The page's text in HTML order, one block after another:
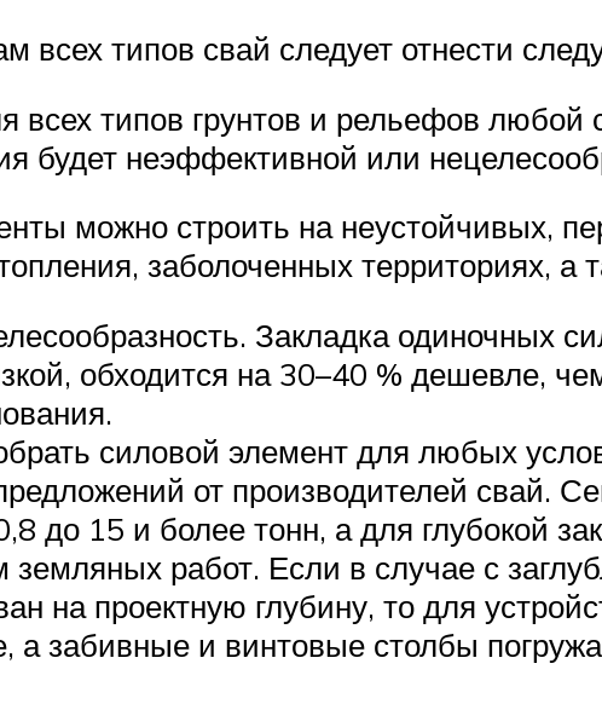
всех типов свай следует отнести
всех типов грунтов и рельефов любой
будет неэффективной или
можно строить на неустойчивых,
заболоченных территориях, а
Закладка одиночных
обходится на 30–40 % дешевле,
силовой элемент для любых
от производителей свай.
до 15 и более тонн, а для глубокой
работ. Если в случае с
на проектную глубину, то для
а забивные и винтовые столбы